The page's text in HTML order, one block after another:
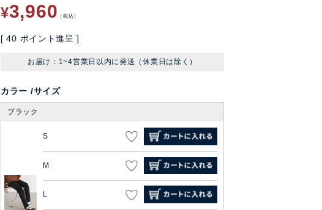
¥3,960 税込
[ 40 ポイント進呈 ]
お届け：1~4営業日以内に発送（休業日は除く）
カラー サイズ
ブラック
S
M
L